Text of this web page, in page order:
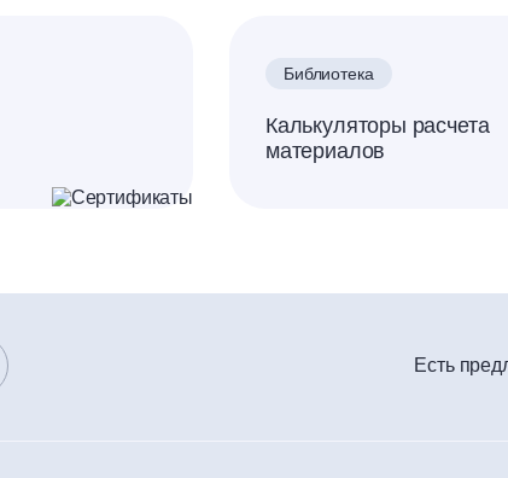
Библиотека
Калькуляторы расчета
материалов
Есть